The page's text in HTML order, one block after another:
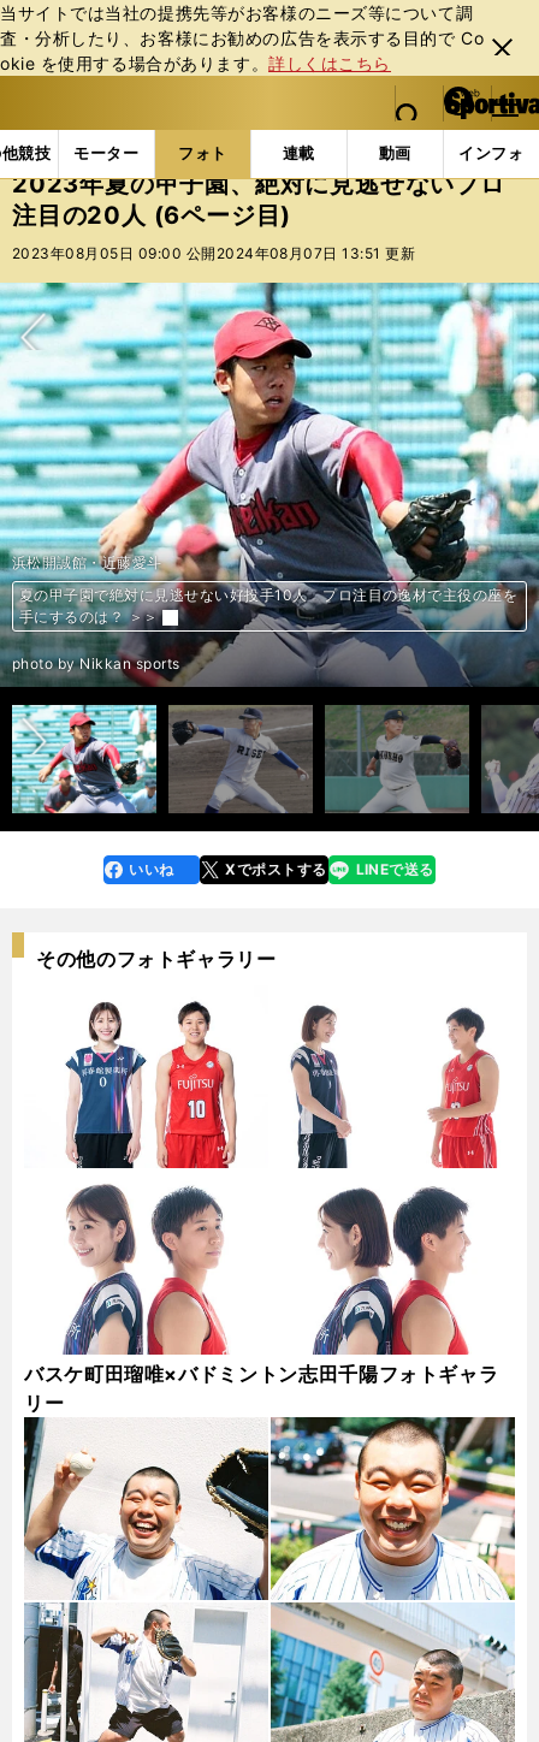
当サイトでは当社の提携先等がお客様のニーズ等について調
査・分析したり、お客様にお勧めの広告を表⽰する⽬的で Co
okie を使⽤する場合があります。詳しくはこちら
閉じ
る
web Sportiva (webスポルティーバ)
検索
マイペ
ー
ジ
メニュ
競技 モーター フォト 連載 動画 インフォ
b
ス
ポ
ル
ー
バ
フォトギャラリー コラムフォト 2023年夏の甲子
2023年夏の甲子園、絶対に見逃せないプロ
注目の20人 (6ページ目)
2023年08月05日 09:00 公開 2024年08月07日 13:51 更新
次へ
仙台育英・湯田統真
夏の甲子園で絶対に見逃せない好投手10人 プロ注目の逸材で主役の座を
手にするのは？ ＞＞
photo by Ohtomo Yoshiyuki
仙台育英・髙橋煌稀
夏の甲子園で絶対に見逃せない好投手10人 プロ注目の逸材で主役の座を
手にするのは？ ＞＞
photo by Ohtomo Yoshiyuki
日大山形・菅井颯
夏の甲子園で絶対に見逃せない好投手10人 プロ注目の逸材で主役の座を
手にするのは？ ＞＞
photo by Nikkan sports
専大松戸・平野大地
夏の甲子園で絶対に見逃せない好投手10人 プロ注目の逸材で主役の座を
手にするのは？ ＞＞
photo by Ohtomo Yoshiyuki
星稜・武内涼太
夏の甲子園で絶対に見逃せない好投手10人 プロ注目の逸材で主役の座を
手にするのは？ ＞＞
photo by Ohtomo Yoshiyuki
浜松開誠館・近藤愛斗
夏の甲子園で絶対に見逃せない好投手10人 プロ注目の逸材で主役の座を
手にするのは？ ＞＞
photo by Nikkan sports
履正社・福田幸之介
夏の甲子園で絶対に見逃せない好投手10人 プロ注目の逸材で主役の座を
手にするのは？ ＞＞
photo by Sasaki Toru
徳島商・森煌誠
夏の甲子園で絶対に見逃せない好投手10人 プロ注目の逸材で主役の座を
手にするのは？ ＞＞
photo by Ohtomo Yoshiyuki
東海大熊本星翔・玉木稜真
夏の甲子園で絶対に見逃せない好投手10人 プロ注目の逸材で主役の座を
手にするのは？ ＞＞
photo by Nikkan sports
神村学園・黒木陽琉
夏の甲子園で絶対に見逃せない好投手10人 プロ注目の逸材で主役の座を
手にするのは？ ＞＞
photo by Nikkan sports
花巻東・佐々木麟太郎
夏の甲子園注目の好打者10人 高校通算140本塁打の佐々木麟太郎らスラ
ッガーが大集結 ＞＞
photo by Ohtomo Yoshiyuki
広陵・真鍋慧
夏の甲子園注目の好打者10人 高校通算140本塁打の佐々木麟太郎らスラ
ッガーが大集結 ＞＞
photo by Ohtomo Yoshiyuki
九州国際大付・佐倉侠史朗
夏の甲子園注目の好打者10人 高校通算140本塁打の佐々木麟太郎らスラ
ッガーが大集結 ＞＞
photo by Ohtomo Yoshiyuki
沖縄尚学・仲田侑仁
夏の甲子園注目の好打者10人 高校通算140本塁打の佐々木麟太郎らスラ
ッガーが大集結 ＞＞
photo by Ohtomo Yoshiyuki
八戸学院光星・中澤恒貴
夏の甲子園注目の好打者10人 高校通算140本塁打の佐々木麟太郎らスラ
ッガーが大集結 ＞＞
photo by Ohtomo Yoshiyuki
仙台育英・山田脩也
夏の甲子園注目の好打者10人 高校通算140本塁打の佐々木麟太郎らスラ
ッガーが大集結 ＞＞
photo by Ohtomo Yoshiyuki
聖光学院・高中一樹
夏の甲子園注目の好打者10人 高校通算140本塁打の佐々木麟太郎らスラ
ッガーが大集結 ＞＞
photo by Ohtomo Yoshiyuki
上田西・横山聖哉
夏の甲子園注目の好打者10人 高校通算140本塁打の佐々木麟太郎らスラ
ッガーが大集結 ＞＞
photo by Nikkan sports
東海大熊本星翔・百崎蒼生
夏の甲子園注目の好打者10人 高校通算140本塁打の佐々木麟太郎らスラ
ッガーが大集結 ＞＞
photo by Nikkan sports
智辯学園・松本大輝
夏の甲子園注目の好打者10人 高校通算140本塁打の佐々木麟太郎らスラ
ッガーが大集結 ＞＞
photo by Ohtomo Yoshiyuki
前へ
faceboo
k
いいね Xでポストする
line LINEで送る
その他のフォトギャラリー
バスケ町田瑠唯×バドミントン志田千陽フォトギャラ
リー